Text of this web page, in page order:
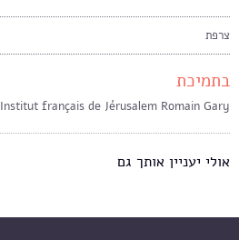
צרפת
בתמיכת
Institut français de Jérusalem Romain Gary
אולי יעניין אותך גם